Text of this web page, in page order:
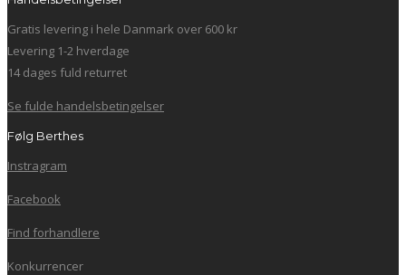
Gratis levering i hele Danmark over 600 kr
Levering 1-2 hverdage
14 dages fuld returret
Se fulde handelsbetingelser
Følg Berthes
Instragram
Facebook
Find forhandlere
Konkurrencer